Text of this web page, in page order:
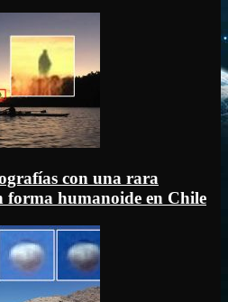
con una rara
forma humanoide en Chile